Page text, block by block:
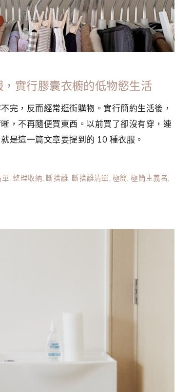
實行膠囊衣櫥的低物慾生活
完，反而經常逛街購物。實行簡約生活後，
，不再隨便買東西。以前買了卻沒有穿，連
是這一篇文章要提到的 10 種衣服。
單,整理收納, 斷捨離, 斷捨離清單, 極簡,極簡主義者,